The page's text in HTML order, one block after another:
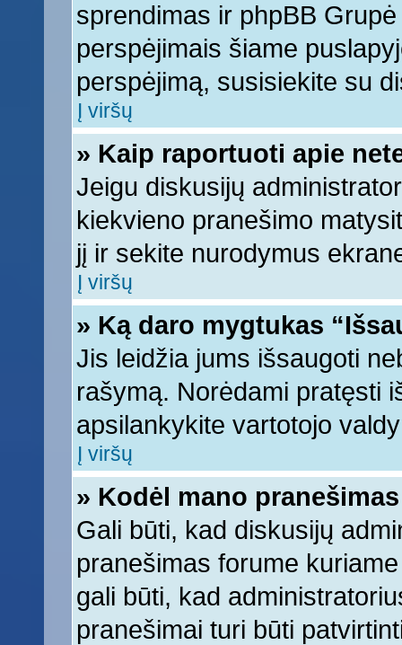
sprendimas ir phpBB
perspėjimais šiame
perspėjimą, susisiekite su
Į viršų
» Kaip raportuoti apie
Jeigu diskusijų
kiekvieno pranešimo
jį ir sekite nurodymus
Į viršų
» Ką daro mygtukas
Jis leidžia jums išsaugoti
rašymą. Norėdami pratęsti
apsilankykite vartotojo
Į viršų
» Kodėl mano
Gali būti, kad diskusijų
pranešimas forume
gali būti, kad
pranešimai turi būti